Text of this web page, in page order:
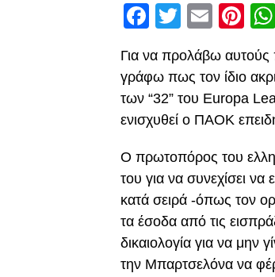
Facebook
Twitter
Email
Για να προλάβω αυτούς
γράφω πως τον ίδιο
των “32” του Europa
ενισχυθεί ο ΠΑΟΚ
Ο πρωτοπόρος του
του για να συνεχίσει να
κατά σειρά -όπως τον
τα έσοδα από τις
δικαιολογία για να μην
την Μπαρτσελόνα να